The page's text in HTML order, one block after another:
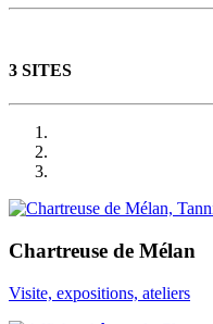
3 SITES
Chartreuse de Mélan
Visite, expositions, ateliers